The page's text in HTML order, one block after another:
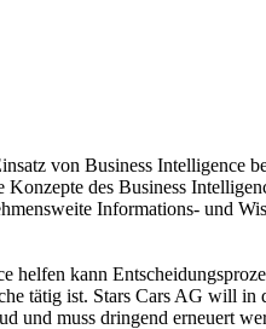
von Business
des Business
Informations- und
kann
tätig ist. Stars Cars AG will
und muss dringend erneuert